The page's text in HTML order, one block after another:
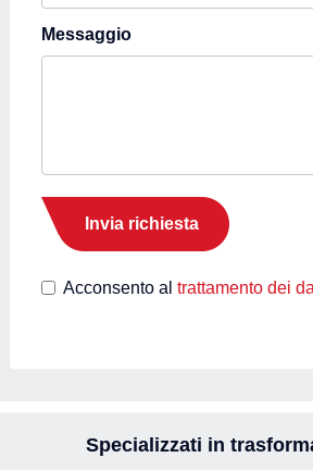
Messaggio
Invia richiesta
Acconsento al trattamento dei
Specializzati in